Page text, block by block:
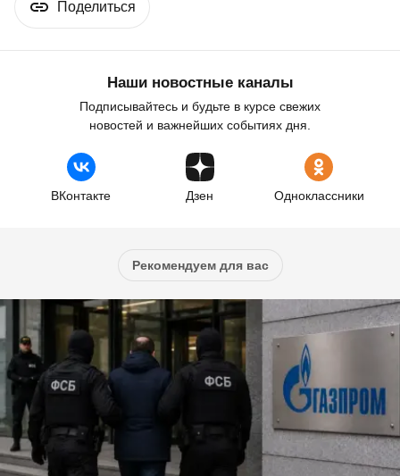
Поделиться
Наши новостные каналы
Подписывайтесь и будьте в курсе свежих
новостей и важнейших событиях дня.
ВКонтакте Дзен Одноклассники
Рекомендуем для вас